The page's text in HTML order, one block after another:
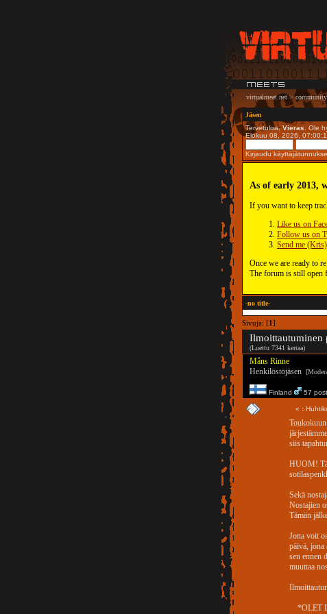
virtualmeet.net>community
Jäsen
Tervetuloa,Vieras . Ole
Elokuu 08, 2026,
Kirjaudu
As of early 2013,
If you want to keep
Like us on
Follow us on
Send me
Once we are ready to
The forum is still open
-no title-
Sivuja: [1]
Ilmoittautuminen
(Luettu 7341 kertaa)
Måns Rinne
Henkilöstöjäsen
Finland 57
« :
siis
HUOM!
Sekä
Nostajien
Tämän
Jotta voit
päivä, jona
sen ennen
muuttaa
*OLET